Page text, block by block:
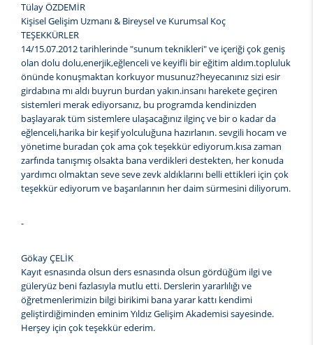
Tülay ÖZDEMİR
Kişisel Gelişim Uzmanı & Bireysel ve Kurumsal Koç
TEŞEKKÜRLER
14/15.07.2012 tarihlerinde "sunum teknikleri" ve içeriği çok geniş
olan dolu dolu,enerjik,eğlenceli ve keyifli bir eğitim aldım.topluluk
önünde konuşmaktan korkuyor musunuz?heyecanınız sizi esir
girdabına mı aldı buyrun burdan yakın.insanı harekete geçiren
sistemleri merak ediyorsanız, bu programda kendinizden
başlayarak tüm sistemlere ulaşacağınız ilginç ve bir o kadar da
eğlenceli,harika bir keşif yolculuğuna hazırlanın. sevgili hocam ve
yönetime buradan çok ama çok teşekkür ediyorum.kısa zaman
zarfında tanışmış olsakta bana verdikleri destekten, her konuda
yardımcı olmaktan seve seve zevk aldıklarını belli ettikleri için çok
teşekkür ediyorum ve başarılarının her daim sürmesini diliyorum.
-
Gökay ÇELİK
Kayıt esnasında olsun ders esnasında olsun gördüğüm ilgi ve
güleryüz beni fazlasıyla mutlu etti. Derslerin yararlılığı ve
öğretmenlerimizin bilgi birikimi bana yarar kattı kendimi
geliştirdiğiminden eminim Yıldız Gelişim Akademisi sayesinde.
Herşey için çok teşekkür ederim.